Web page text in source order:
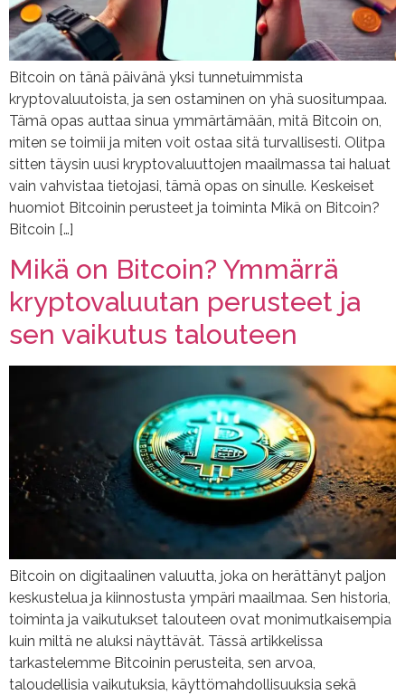
Bitcoin on tänä päivänä yksi tunnetuimmista
kryptovaluutoista, ja sen ostaminen on yhä suositumpaa.
Tämä opas auttaa sinua ymmärtämään, mitä Bitcoin on,
miten se toimii ja miten voit ostaa sitä turvallisesti. Olitpa
sitten täysin uusi kryptovaluuttojen maailmassa tai haluat
vain vahvistaa tietojasi, tämä opas on sinulle. Keskeiset
huomiot Bitcoinin perusteet ja toiminta Mikä on Bitcoin?
Bitcoin […]
Mikä on Bitcoin? Ymmärrä
kryptovaluutan perusteet ja
sen vaikutus talouteen
Bitcoin on digitaalinen valuutta, joka on herättänyt paljon
keskustelua ja kiinnostusta ympäri maailmaa. Sen historia,
toiminta ja vaikutukset talouteen ovat monimutkaisempia
kuin miltä ne aluksi näyttävät. Tässä artikkelissa
tarkastelemme Bitcoinin perusteita, sen arvoa,
taloudellisia vaikutuksia, käyttömahdollisuuksia sekä